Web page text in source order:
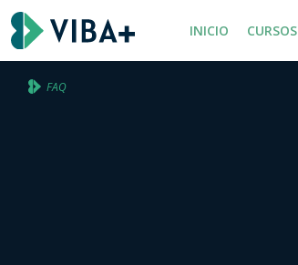
INICIO CURSOS
FAQ